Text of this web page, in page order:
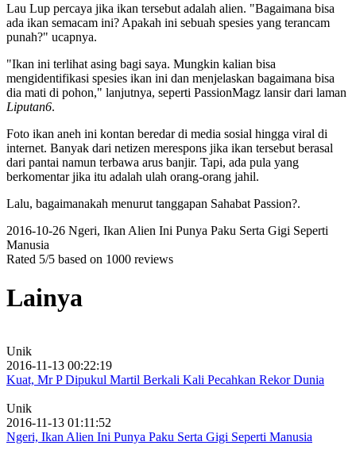
Lau Lup percaya jika ikan tersebut adalah alien. "Bagaimana bisa
ada ikan semacam ini? Apakah ini sebuah spesies yang terancam
punah?" ucapnya.
"Ikan ini terlihat asing bagi saya. Mungkin kalian bisa
mengidentifikasi spesies ikan ini dan menjelaskan bagaimana bisa
dia mati di pohon," lanjutnya, seperti PassionMagz lansir dari laman
Liputan6.
Foto ikan aneh ini kontan beredar di media sosial hingga viral di
internet. Banyak dari netizen merespons jika ikan tersebut berasal
dari pantai namun terbawa arus banjir. Tapi, ada pula yang
berkomentar jika itu adalah ulah orang-orang jahil.
Lalu, bagaimanakah menurut tanggapan Sahabat Passion?.
2016-10-26 Ngeri, Ikan Alien Ini Punya Paku Serta Gigi Seperti
Manusia
Rated 5/5 based on 1000 reviews
Lainya
Unik
2016-11-13 00:22:19
Kuat, Mr P Dipukul Martil Berkali Kali Pecahkan Rekor Dunia
Unik
2016-11-13 01:11:52
Ngeri, Ikan Alien Ini Punya Paku Serta Gigi Seperti Manusia